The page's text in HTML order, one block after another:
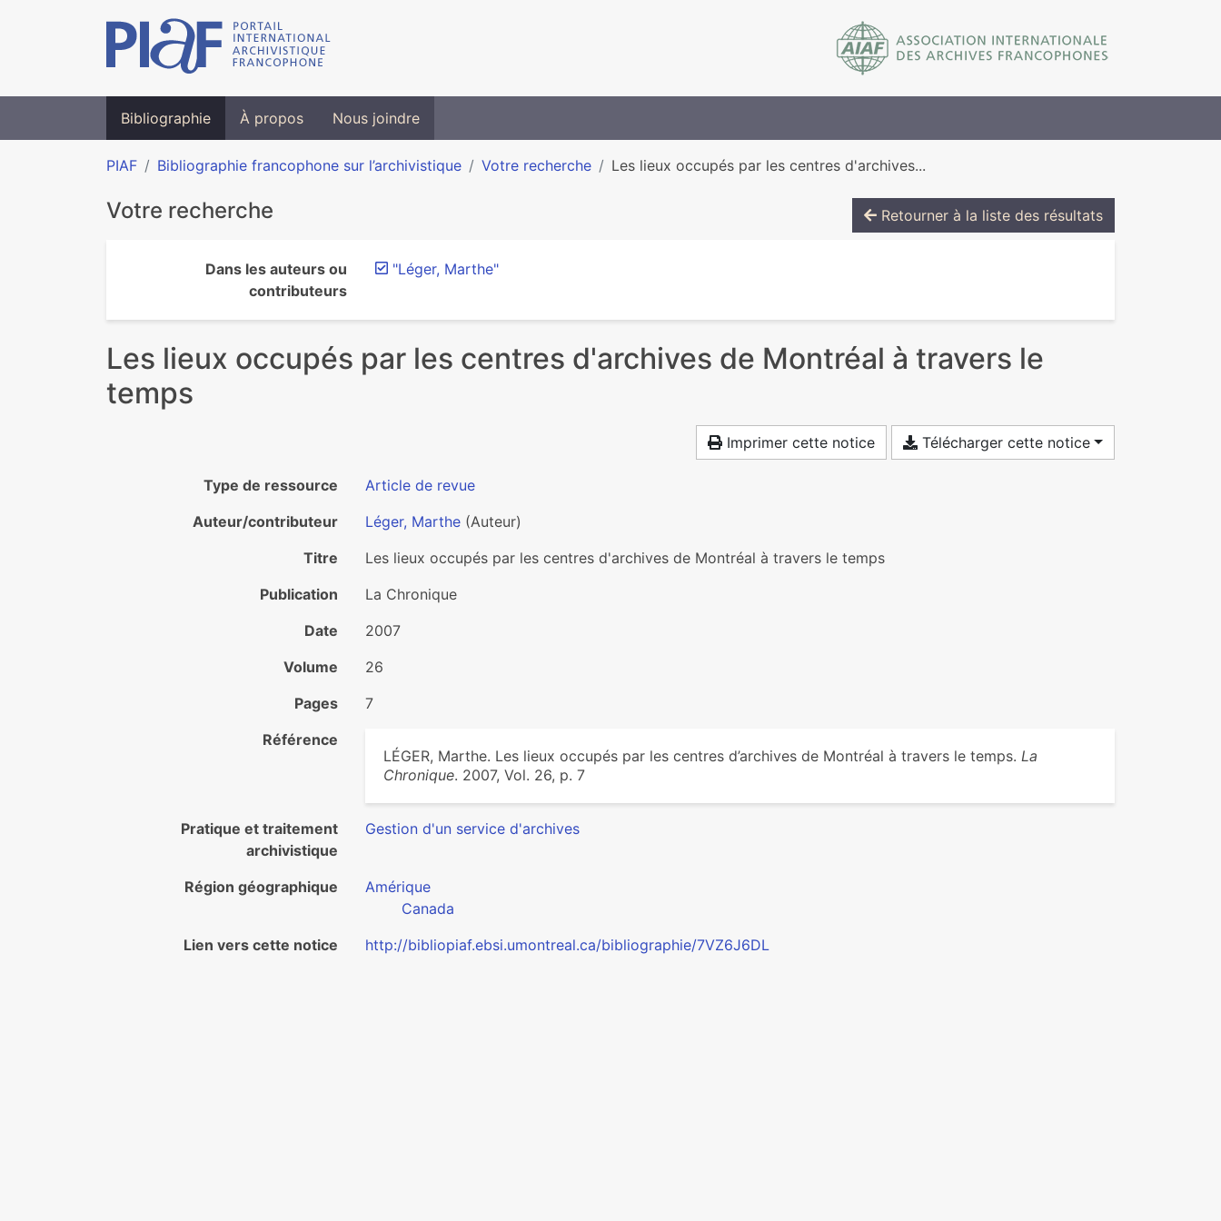
Bibliographie À propos Nous joindre
PIAF Bibliographie francophone sur l’archivistique Votre recherche Les lieux occupés par les centres d'archives...
Votre recherche Retourner à la liste des résultats
Dans les auteurs ou
contributeurs
"Léger, Marthe"
Les lieux occupés par les centres d'archives de Montréal à travers le
temps
Imprimer cette notice Télécharger cette notice
Type de ressource
Article de revue
Auteur/contributeur
Léger, Marthe (Auteur)
Titre
Les lieux occupés par les centres d'archives de Montréal à travers le temps
Publication
La Chronique
Date
2007
Volume
26
Pages
7
Référence
LÉGER, Marthe. Les lieux occupés par les centres d’archives de Montréal à travers le temps. La
Chronique. 2007, Vol. 26, p. 7
Pratique et traitement
archivistique
Gestion d'un service d'archives
Région géographique
Amérique
Canada
Lien vers cette notice
http://bibliopiaf.ebsi.umontreal.ca/bibliographie/7VZ6J6DL